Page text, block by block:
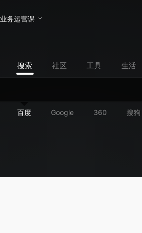
业务运营课
搜索 社区 工具 生活
百度 Google 360 搜狗